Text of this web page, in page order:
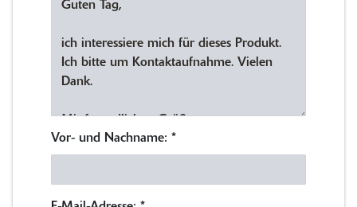
Vor- und Nachname: *